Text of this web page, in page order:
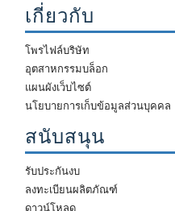
เกี่ยวกับ
โพรไฟล์บริษัท
อุตสาหกรรมบล็อก
แผนผังเว็บไซต์
นโยบายการเก็บข้อมูลส่วนบุคคล
สนับสนุน
รับประกันงบ
ลงทะเบียนผลิตภัณฑ์
ดาวน์โหลด